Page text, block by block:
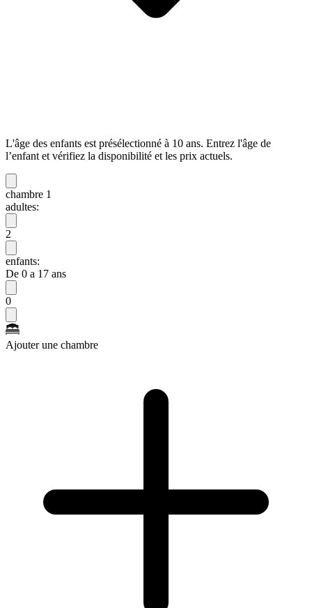
L'âge des enfants est présélectionné à 10 ans. Entrez l'âge de
l’enfant et vérifiez la disponibilité et les prix actuels.
chambre 1
adultes:
2
enfants:
De 0 a 17 ans
0
Ajouter une chambre